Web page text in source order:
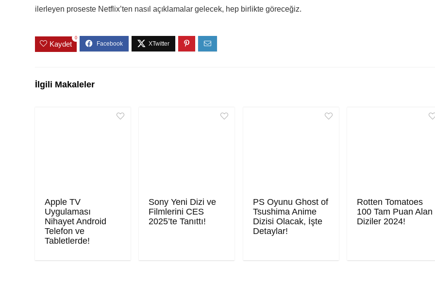
ilerleyen proseste Netflix’ten nasıl açıklamalar gelecek, hep birlikte göreceğiz.
Kaydet
0
İlgili Makaleler
Apple TV
Uygulaması
Nihayet Android
Telefon ve
Tabletlerde!
Sony Yeni Dizi ve
Filmlerini CES
2025’te Tanıttı!
PS Oyunu Ghost of
Tsushima Anime
Dizisi Olacak, İşte
Detaylar!
Rotten Tomatoes
100 Tam Puan Alan
Diziler 2024!